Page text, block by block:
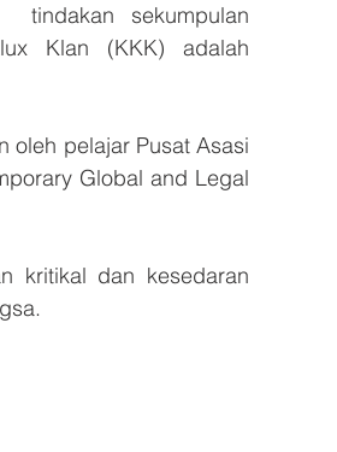
tindakan sekumpulan
Klan (KKK) adalah
oleh pelajar Pusat Asasi
Global and Legal
kritikal dan kesedaran